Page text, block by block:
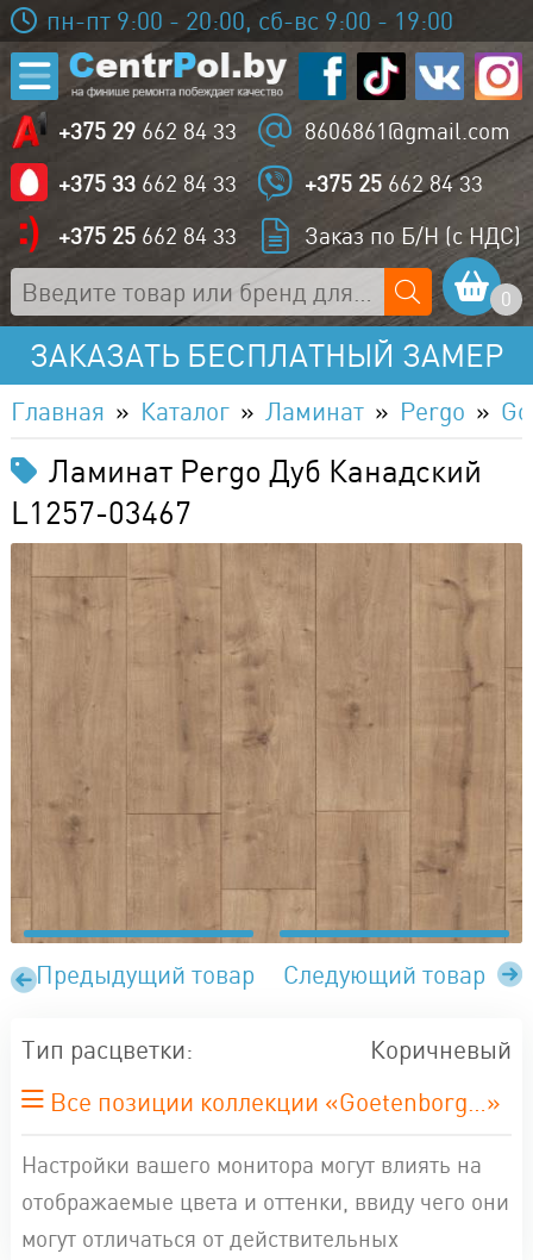
пн-пт 9:00 - 20:00, сб-вс 9:00 - 19:00
+375 29 662 84 33
8606861@gmail.com
+375 33 662 84 33 +375 25 662 84 33
+375 25 662 84 33 Заказ по Б/Н (с НДС)
0
ЗАКАЗАТЬ БЕСПЛАТНЫЙ ЗАМЕР
Главная Каталог Ламинат Pergo
Ламинат Pergo Дуб Канадский
L1257-03467
Предыдущий товар Следующий товар
Тип расцветки:
Коричневый
Все позиции коллекции «Goetenborg…»
Настройки вашего монитора могут влиять на
отображаемые цвета и оттенки, ввиду чего они
могут отличаться от действительных